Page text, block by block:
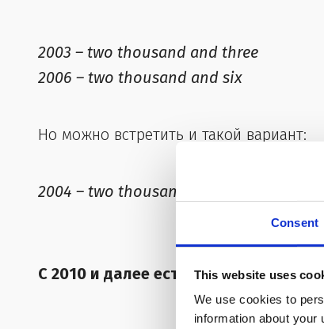
Consent
This website uses
We use cookies to
information about
2003 – two thousand and three
2006 – two thousand and six
Но можно встретить и такой вариант:
2004 – two thousand four
С 2010 и далее есть два варианта: